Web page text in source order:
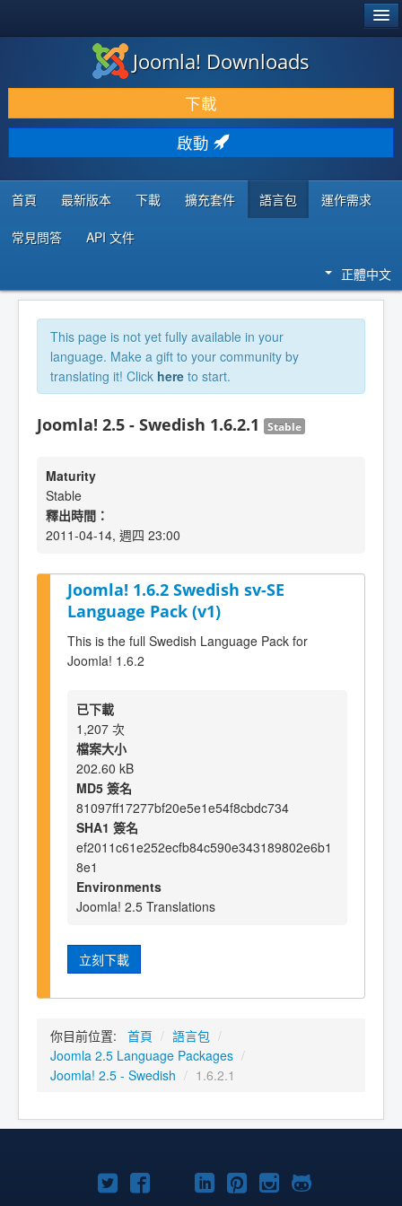
下載 & 擴充
發現 & 學習
社群 & 支援
程式者資源
Joomla! Downloads
下載
啟動
首頁 最新版本 下載 擴充套件 語言包 運作需求
常見問答 API 文件
正體中文
This page is not yet fully available in your
language. Make a gift to your community by
translating it! Click here to start.
Joomla! 2.5 - Swedish 1.6.2.1 Stable
Maturity
Stable
釋出時間：
2011-04-14, 週四 23:00
Joomla! 1.6.2 Swedish sv-SE
Language Pack (v1)
This is the full Swedish Language Pack for
Joomla! 1.6.2
已下載
1,207 次
檔案大小
202.60 kB
MD5 簽名
81097ff17277bf20e5e1e54f8cbdc734
SHA1 簽名
ef2011c61e252ecfb84c590e343189802e6b1
8e1
Environments
Joomla! 2.5 Translations
立刻下載
你目前位置: 首頁 / 語言包 /
Joomla 2.5 Language Packages /
Joomla! 2.5 - Swedish / 1.6.2.1
TwitterFacebookYouTube
Linkedln
Pinterest
Instagram
GitHub